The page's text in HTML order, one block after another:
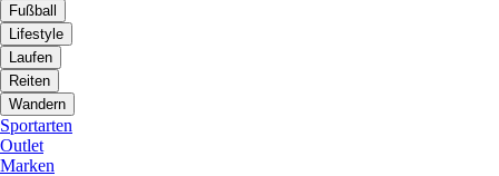
Fußball
Lifestyle
Laufen
Reiten
Wandern
Sportarten
Outlet
Marken